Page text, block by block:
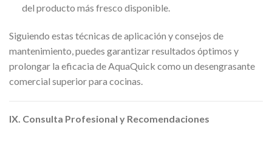
del producto más fresco disponible.
Siguiendo estas técnicas de aplicación y consejos de
mantenimiento, puedes garantizar resultados óptimos y
prolongar la eficacia de AquaQuick como un desengrasante
comercial superior para cocinas.
IX. Consulta Profesional y Recomendaciones